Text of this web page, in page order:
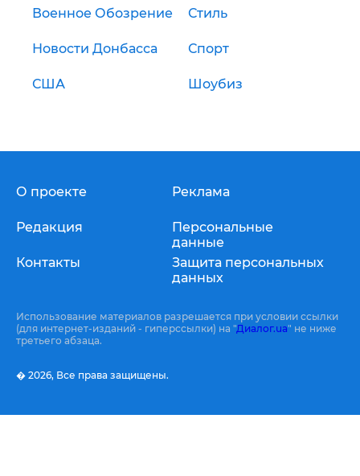
Военное Обозрение Стиль
Новости Донбасса Спорт
США Шоубиз
О проекте
Редакция
Контакты
Реклама
Персональные
данные
Защита персональных
данных
Использование материалов разрешается при условии ссылки
(для интернет-изданий - гиперссылки) на "Диалог.ua" не ниже
третьего абзаца.
� 2026, Все права защищены.